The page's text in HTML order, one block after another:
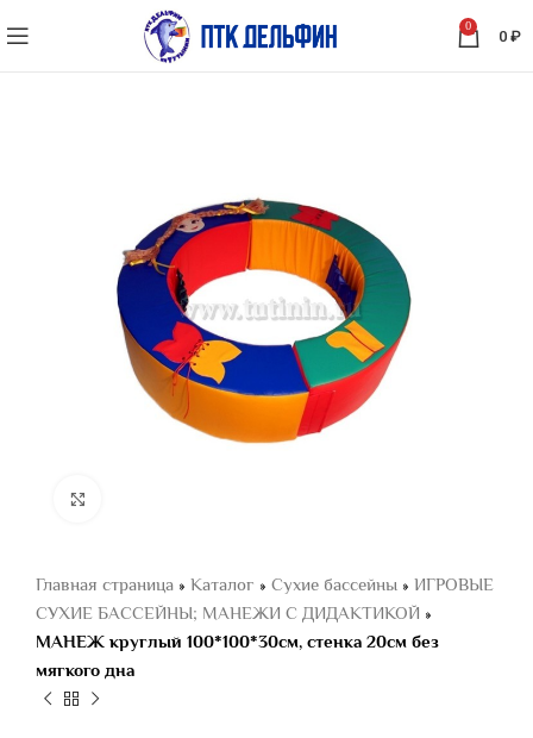
0
0 ₽
Главная страница » Каталог » Сухие бассейны » ИГРОВЫЕ
СУХИЕ БАССЕЙНЫ; МАНЕЖИ С ДИДАКТИКОЙ »
МАНЕЖ круглый 100*100*30см, стенка 20см без
мягкого дна